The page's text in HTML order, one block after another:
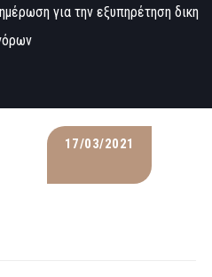
για την εξυπηρέτηση δικη
17/03/2021